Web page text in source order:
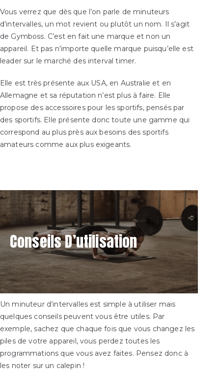
Vous verrez que dès que l’on parle de minuteurs
d’intervalles, un mot revient ou plutôt un nom. Il s’agit
de Gymboss. C’est en fait une marque et non un
appareil. Et pas n’importe quelle marque puisqu’elle est
leader sur le marché des interval timer.
Elle est très présente aux USA, en Australie et en
Allemagne et sa réputation n’est plus à faire. Elle
propose des accessoires pour les sportifs, pensés par
des sportifs. Elle présente donc toute une gamme qui
correspond au plus près aux besoins des sportifs
amateurs comme aux plus exigeants.
Conseils D’utilisation
Un minuteur d’intervalles est simple à utiliser mais
quelques conseils peuvent vous être utiles. Par
exemple, sachez que chaque fois que vous changez les
piles de votre appareil, vous perdez toutes les
programmations que vous avez faites. Pensez donc à
les noter sur un calepin !